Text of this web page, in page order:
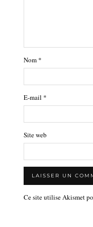
Nom *
E-mail *
Site web
Ce site utilise Akismet